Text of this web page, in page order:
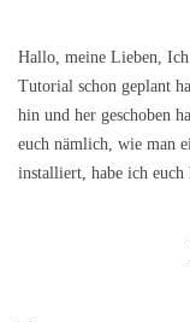
Hallo, meine Lieben,
Tutorial schon geplant
hin und her geschoben
euch nämlich, wie man
installiert, habe ich euch